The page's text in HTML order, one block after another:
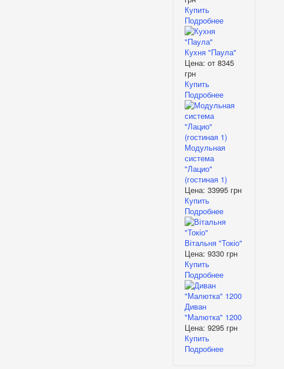
Купить
Подробнее
Кухня "Паула"
Цена: от 8345
грн
Купить
Подробнее
Модульная
система
"Лацио"
(гостиная 1)
Цена: 33995 грн
Купить
Подробнее
Вітальня "Токіо"
Цена: 9330 грн
Купить
Подробнее
Диван
"Малютка" 1200
Цена: 9295 грн
Купить
Подробнее